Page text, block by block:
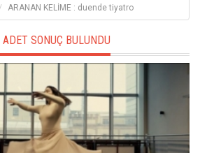
ARANAN KELİME : duende tiyatro
ADET SONUÇ BULUNDU